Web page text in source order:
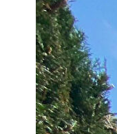
Logement à
standard entre